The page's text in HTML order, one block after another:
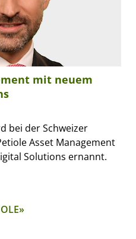
mit neuem
bei der Schweizer
Asset Management
Solutions ernannt.